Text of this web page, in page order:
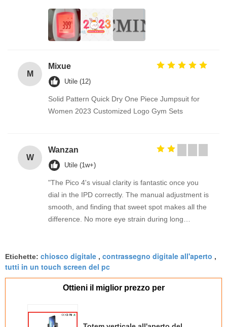
M
Mixue
Utile (12)
Solid Pattern Quick Dry One Piece Jumpsuit for
Women 2023 Customized Logo Gym Sets
W
Wanzan
Utile (1w+)
"The Pico 4's visual clarity is fantastic once you
dial in the IPD correctly. The manual adjustment is
smooth, and finding that sweet spot makes all the
difference. No more eye strain during long
fantastic once you dial in the IPD correctly. The
manual adjustment is smooth, and finding that
sweet spot makes all the difference. No more eye
strain during long sessions. Highly recommend
visual clarity is fantastic once you dial in the IPD
Etichette: chiosco digitale , contrassegno digitale all'aperto ,
tutti in un touch screen del pc
Ottieni il miglior prezzo per